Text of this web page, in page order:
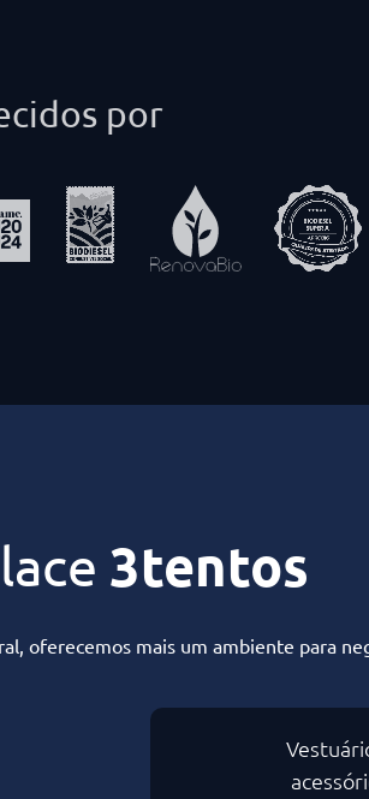
por
3tentos
oferecemos mais um ambiente para